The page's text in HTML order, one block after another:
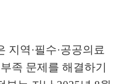
지역 ·필수·공공의료
족 문제를 해결하기